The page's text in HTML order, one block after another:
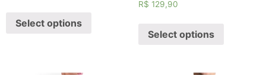
Select options
R$ 129,90
Select options